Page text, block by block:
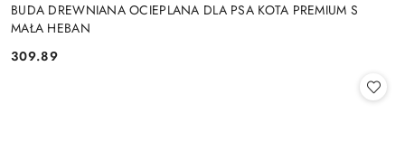
BUDA DREWNIANA OCIEPLANA DLA PSA KOTA PREMIUM S
MAŁA HEBAN
Cena:
309.89